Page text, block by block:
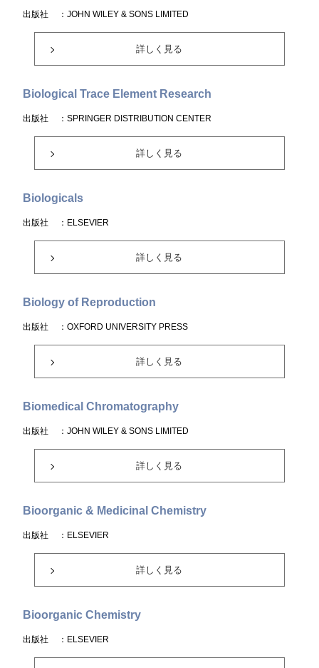
出版社 ：JOHN WILEY & SONS LIMITED
詳しく見る
Biological Trace Element Research
出版社 ：SPRINGER DISTRIBUTION CENTER
詳しく見る
Biologicals
出版社 ：ELSEVIER
詳しく見る
Biology of Reproduction
出版社 ：OXFORD UNIVERSITY PRESS
詳しく見る
Biomedical Chromatography
出版社 ：JOHN WILEY & SONS LIMITED
詳しく見る
Bioorganic & Medicinal Chemistry
出版社 ：ELSEVIER
詳しく見る
Bioorganic Chemistry
出版社 ：ELSEVIER